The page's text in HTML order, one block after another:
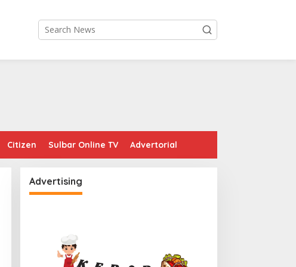
Citizen Sulbar Online TV Advertorial
Advertising